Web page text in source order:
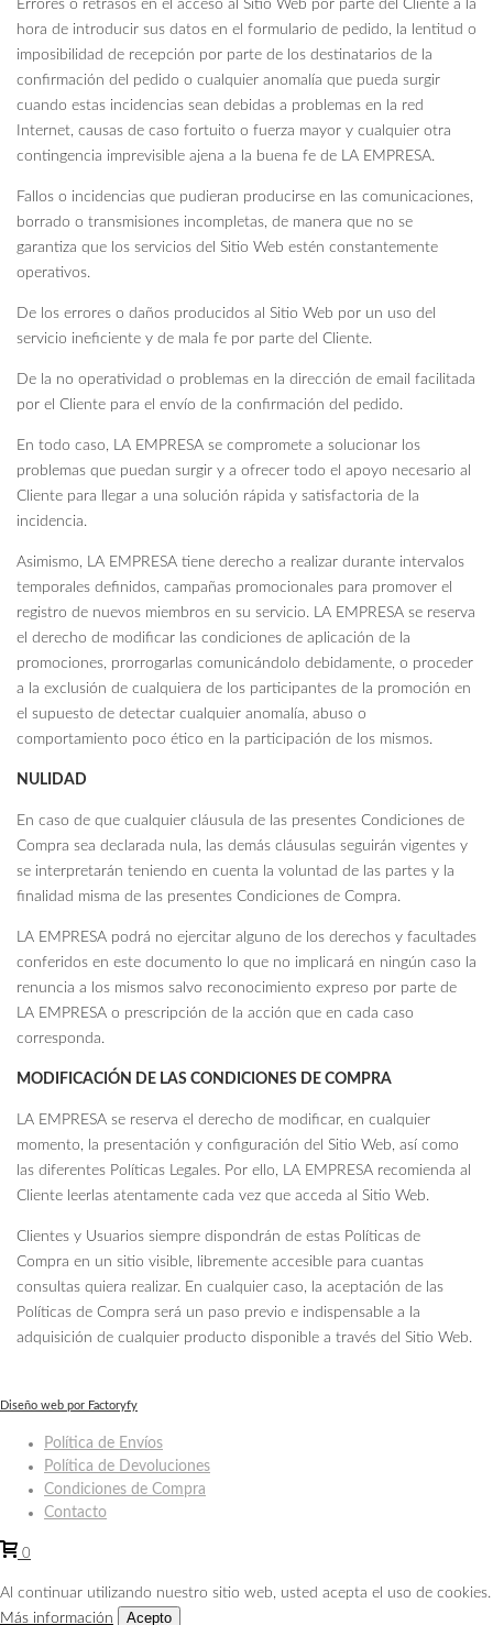
Errores o retrasos en el acceso al Sitio Web por parte del Cliente a la
hora de introducir sus datos en el formulario de pedido, la lentitud o
imposibilidad de recepción por parte de los destinatarios de la
confirmación del pedido o cualquier anomalía que pueda surgir
cuando estas incidencias sean debidas a problemas en la red
Internet, causas de caso fortuito o fuerza mayor y cualquier otra
contingencia imprevisible ajena a la buena fe de LA EMPRESA.
Fallos o incidencias que pudieran producirse en las comunicaciones,
borrado o transmisiones incompletas, de manera que no se
garantiza que los servicios del Sitio Web estén constantemente
operativos.
De los errores o daños producidos al Sitio Web por un uso del
servicio ineficiente y de mala fe por parte del Cliente.
De la no operatividad o problemas en la dirección de email facilitada
por el Cliente para el envío de la confirmación del pedido.
En todo caso, LA EMPRESA se compromete a solucionar los
problemas que puedan surgir y a ofrecer todo el apoyo necesario al
Cliente para llegar a una solución rápida y satisfactoria de la
incidencia.
Asimismo, LA EMPRESA tiene derecho a realizar durante intervalos
temporales definidos, campañas promocionales para promover el
registro de nuevos miembros en su servicio. LA EMPRESA se reserva
el derecho de modificar las condiciones de aplicación de la
promociones, prorrogarlas comunicándolo debidamente, o proceder
a la exclusión de cualquiera de los participantes de la promoción en
el supuesto de detectar cualquier anomalía, abuso o
comportamiento poco ético en la participación de los mismos.
NULIDAD
En caso de que cualquier cláusula de las presentes Condiciones de
Compra sea declarada nula, las demás cláusulas seguirán vigentes y
se interpretarán teniendo en cuenta la voluntad de las partes y la
finalidad misma de las presentes Condiciones de Compra.
LA EMPRESA podrá no ejercitar alguno de los derechos y facultades
conferidos en este documento lo que no implicará en ningún caso la
renuncia a los mismos salvo reconocimiento expreso por parte de
LA EMPRESA o prescripción de la acción que en cada caso
corresponda.
MODIFICACIÓN DE LAS CONDICIONES DE COMPRA
LA EMPRESA se reserva el derecho de modificar, en cualquier
momento, la presentación y configuración del Sitio Web, así como
las diferentes Políticas Legales. Por ello, LA EMPRESA recomienda al
Cliente leerlas atentamente cada vez que acceda al Sitio Web.
Clientes y Usuarios siempre dispondrán de estas Políticas de
Compra en un sitio visible, libremente accesible para cuantas
consultas quiera realizar. En cualquier caso, la aceptación de las
Políticas de Compra será un paso previo e indispensable a la
adquisición de cualquier producto disponible a través del Sitio Web.
Diseño web por Factoryfy
Política de Envíos
Política de Devoluciones
Condiciones de Compra
Contacto
0
Al continuar utilizando nuestro sitio web, usted acepta el uso de cookies.
Más información
Acepto